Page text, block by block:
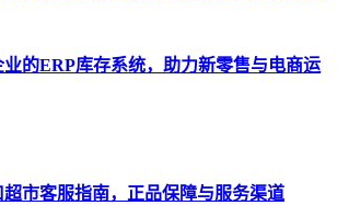
的ERP库存系统，助力新零售与电商运
市客服指南，正品保障与服务渠道